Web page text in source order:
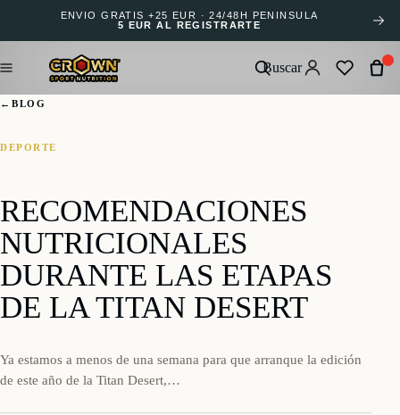
ENVÍO GRATIS +25 EUR · 24/48H PENÍNSULA
5 EUR AL REGISTRARTE
Buscar
← BLOG
DEPORTE
RECOMENDACIONES
NUTRICIONALES
DURANTE LAS ETAPAS
DE LA TITAN DESERT
Ya estamos a menos de una semana para que arranque la edición
de este año de la Titan Desert,…